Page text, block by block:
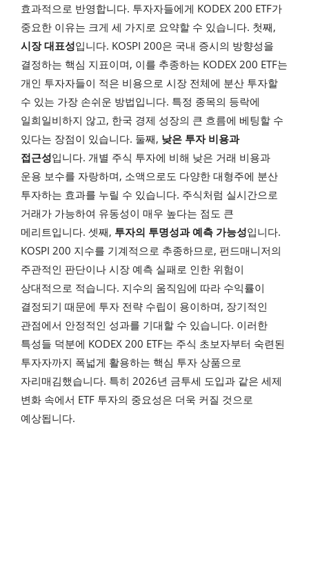
효과적으로 반영합니다. 투자자들에게 KODEX 200 ETF가
중요한 이유는 크게 세 가지로 요약할 수 있습니다. 첫째,
시장 대표성입니다. KOSPI 200은 국내 증시의 방향성을
결정하는 핵심 지표이며, 이를 추종하는 KODEX 200 ETF는
개인 투자자들이 적은 비용으로 시장 전체에 분산 투자할
수 있는 가장 손쉬운 방법입니다. 특정 종목의 등락에
일희일비하지 않고, 한국 경제 성장의 큰 흐름에 베팅할 수
있다는 장점이 있습니다. 둘째, 낮은 투자 비용과
접근성입니다. 개별 주식 투자에 비해 낮은 거래 비용과
운용 보수를 자랑하며, 소액으로도 다양한 대형주에 분산
투자하는 효과를 누릴 수 있습니다. 주식처럼 실시간으로
거래가 가능하여 유동성이 매우 높다는 점도 큰
메리트입니다. 셋째, 투자의 투명성과 예측 가능성입니다.
KOSPI 200 지수를 기계적으로 추종하므로, 펀드매니저의
주관적인 판단이나 시장 예측 실패로 인한 위험이
상대적으로 적습니다. 지수의 움직임에 따라 수익률이
결정되기 때문에 투자 전략 수립이 용이하며, 장기적인
관점에서 안정적인 성과를 기대할 수 있습니다. 이러한
특성들 덕분에 KODEX 200 ETF는 주식 초보자부터 숙련된
투자자까지 폭넓게 활용하는 핵심 투자 상품으로
자리매김했습니다. 특히 2026년 금투세 도입과 같은 세제
변화 속에서 ETF 투자의 중요성은 더욱 커질 것으로
예상됩니다.